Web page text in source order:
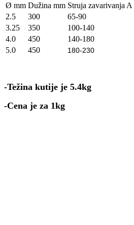
Ø mm Dužina mm Struja zavarivanja A
2.5
300 65-90
3.25
350 100-140
4.0
450 140-180
5.0
450 180-230
-Težina kutije je 5.4kg
-Cena je za 1kg